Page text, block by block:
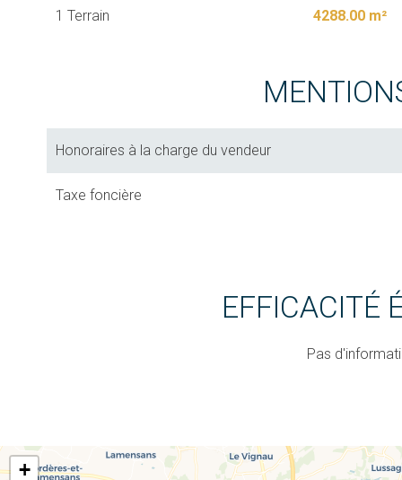
1 Terrain 4288.00 m²
Honoraires à la charge du vendeur
Taxe foncière
EFFICACITÉ
Pas
+